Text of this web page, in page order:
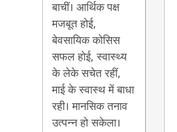
बाचीं। आर्थिक पक्ष
मजबूत होई,
बेवसायिक कोसिस
सफल होई, स्वास्थ्य
के लेके सचेत रहीं,
माई के स्वास्थ में बाधा
रही। मानसिक तनाव
उत्पन्न हो सकेला।